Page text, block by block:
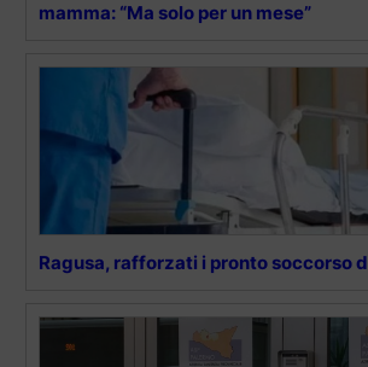
mamma: “Ma solo per un mese”
Ragusa, rafforzati i pronto soccorso